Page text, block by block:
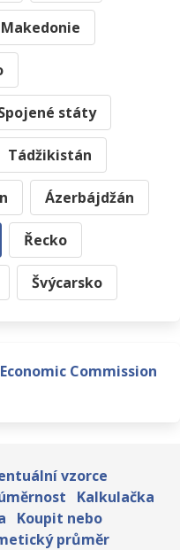
státy
Tádžikistán
Ázerbájdžán
Řecko
Švýcarsko
Commission
vzorce
Kalkulačka
Koupit nebo
průměr